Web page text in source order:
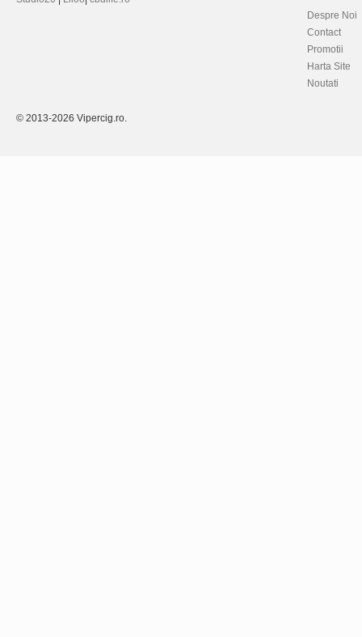
Despre Noi
Contact
Promotii
Harta Site
Noutati
© 2013-2026 Vipercig.ro.